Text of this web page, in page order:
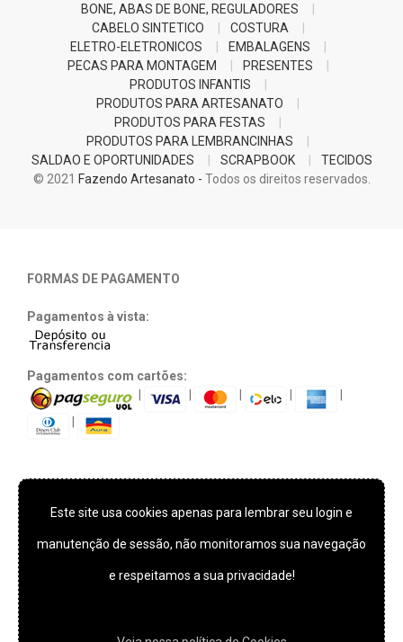
BONE, ABAS DE BONE, REGULADORES
CABELO SINTETICO
COSTURA
ELETRO-ELETRONICOS
EMBALAGENS
PECAS PARA MONTAGEM
PRESENTES
PRODUTOS INFANTIS
PRODUTOS PARA ARTESANATO
PRODUTOS PARA FESTAS
PRODUTOS PARA LEMBRANCINHAS
SALDAO E OPORTUNIDADES
SCRAPBOOK
TECIDOS
© 2021 Fazendo Artesanato - Todos os direitos reservados.
FORMAS DE PAGAMENTO
Pagamentos à vista:
Pagamentos com cartões:
TECNOLOGIA E SEGURANÇA
Este site usa cookies apenas para lembrar seu login e
manutenção de sessão, não monitoramos sua navegação
e respeitamos a sua privacidade!